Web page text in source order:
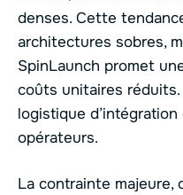
denses. Cette
architectures sobres,
SpinLaunch promet
coûts unitaires
logistique
opérateurs.
La contrainte majeure,